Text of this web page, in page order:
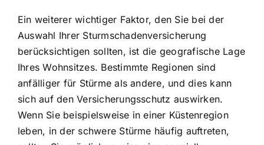
Ein weiterer wichtiger Faktor, den Sie bei der
Auswahl Ihrer Sturmschadenversicherung
berücksichtigen sollten, ist die geografische Lage
Ihres Wohnsitzes. Bestimmte Regionen sind
anfälliger für Stürme als andere, und dies kann
sich auf den Versicherungsschutz auswirken.
Wenn Sie beispielsweise in einer Küstenregion
leben, in der schwere Stürme häufig auftreten,